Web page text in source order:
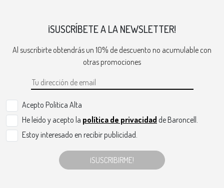
¡SUSCRÍBETE A LA NEWSLETTER!
Al suscribirte obtendrás un 10% de descuento no acumulable con
otras promociones
Acepto Politica Alta
He leído y acepto la política de privacidad de Baroncell.
Estoy interesado en recibir publicidad.
¡SUSCRIBIRME!